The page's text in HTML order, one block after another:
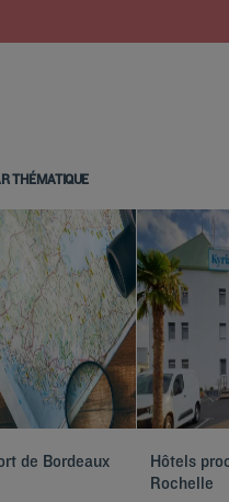
THÉMATIQUE
de Bordeaux
Hôtels
Rochelle